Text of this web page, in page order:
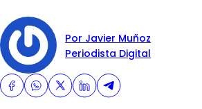
Por Javier Muñoz
Periodista Digital